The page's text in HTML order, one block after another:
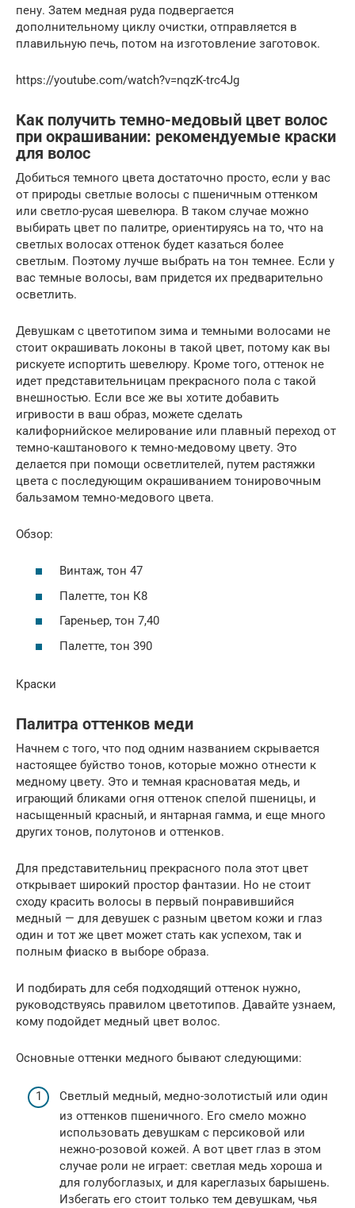
пену. Затем медная руда подвергается
дополнительному циклу очистки, отправляется в
плавильную печь, потом на изготовление заготовок.
https://youtube.com/watch?v=nqzK-trc4Jg
Как получить темно-медовый цвет волос
при окрашивании: рекомендуемые краски
для волос
Добиться темного цвета достаточно просто, если у вас
от природы светлые волосы с пшеничным оттенком
или светло-русая шевелюра. В таком случае можно
выбирать цвет по палитре, ориентируясь на то, что на
светлых волосах оттенок будет казаться более
светлым. Поэтому лучше выбрать на тон темнее. Если у
вас темные волосы, вам придется их предварительно
осветлить.
Девушкам с цветотипом зима и темными волосами не
стоит окрашивать локоны в такой цвет, потому как вы
рискуете испортить шевелюру. Кроме того, оттенок не
идет представительницам прекрасного пола с такой
внешностью. Если все же вы хотите добавить
игривости в ваш образ, можете сделать
калифорнийское мелирование или плавный переход от
темно-каштанового к темно-медовому цвету. Это
делается при помощи осветлителей, путем растяжки
цвета с последующим окрашиванием тонировочным
бальзамом темно-медового цвета.
Обзор:
Винтаж, тон 47
Палетте, тон К8
Гареньер, тон 7,40
Палетте, тон 390
Краски
Палитра оттенков меди
Начнем с того, что под одним названием скрывается
настоящее буйство тонов, которые можно отнести к
медному цвету. Это и темная красноватая медь, и
играющий бликами огня оттенок спелой пшеницы, и
насыщенный красный, и янтарная гамма, и еще много
других тонов, полутонов и оттенков.
Для представительниц прекрасного пола этот цвет
открывает широкий простор фантазии. Но не стоит
сходу красить волосы в первый понравившийся
медный — для девушек с разным цветом кожи и глаз
один и тот же цвет может стать как успехом, так и
полным фиаско в выборе образа.
И подбирать для себя подходящий оттенок нужно,
руководствуясь правилом цветотипов. Давайте узнаем,
кому подойдет медный цвет волос.
Основные оттенки медного бывают следующими:
Светлый медный, медно-золотистый или один
из оттенков пшеничного. Его смело можно
использовать девушкам с персиковой или
нежно-розовой кожей. А вот цвет глаз в этом
случае роли не играет: светлая медь хороша и
для голубоглазых, и для кареглазых барышень.
Избегать его стоит только тем девушкам, чья